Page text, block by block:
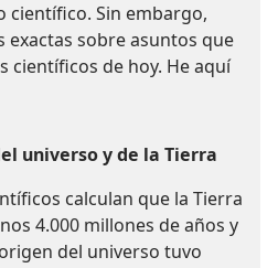
científico. Sin embargo,
exactas sobre asuntos que
científicos de hoy. He aquí
universo y de la Tierra
calculan que la Tierra
4.000 millones de años y
del universo tuvo